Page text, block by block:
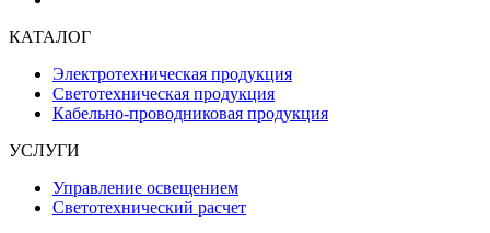
КАТАЛОГ
Электротехническая продукция
Светотехническая продукция
Кабельно-проводниковая продукция
УСЛУГИ
Управление освещением
Светотехнический расчет